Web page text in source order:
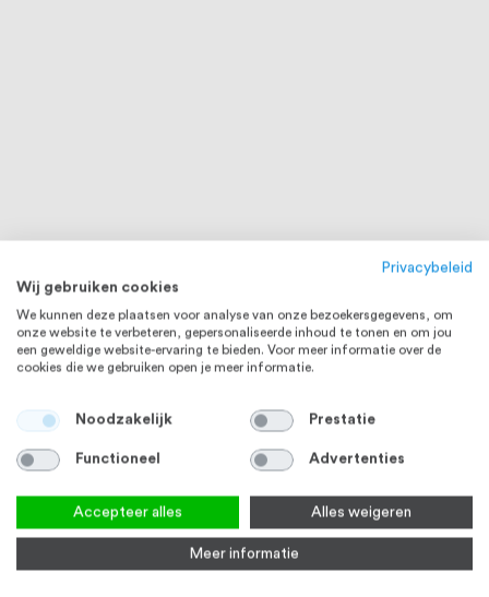
Privacybeleid
Wij gebruiken cookies
We kunnen deze plaatsen voor analyse van onze bezoekersgegevens, om
onze website te verbeteren, gepersonaliseerde inhoud te tonen en om jou
een geweldige website-ervaring te bieden. Voor meer informatie over de
cookies die we gebruiken open je meer informatie.
Noodzakelijk Prestatie
Functioneel Advertenties
Accepteer alles Alles weigeren
Meer informatie